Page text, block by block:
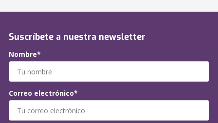
Suscríbete a nuestra newsletter
Nombre*
Correo electrónico*